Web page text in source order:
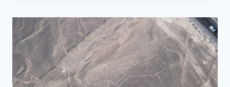
AU
CŒUR
DE
L’ART
PRÉHISTORIQUE
EN
2025